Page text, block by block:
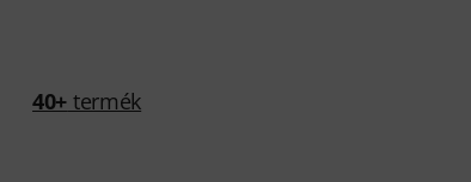
40+ termék